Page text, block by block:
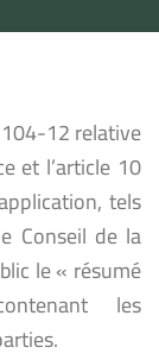
12 relative
et l’article 10
tels
Conseil de la
le « résumé
les